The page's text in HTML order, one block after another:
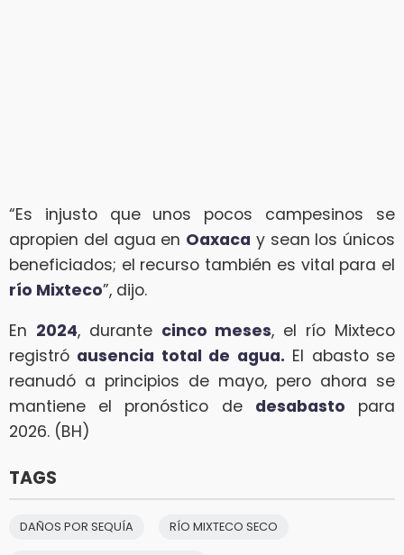
“Es injusto que unos pocos campesinos se
apropien del agua en Oaxaca y sean los únicos
beneficiados; el recurso también es vital para el
río Mixteco”, dijo.
En 2024, durante cinco meses, el río Mixteco
registró ausencia total de agua. El abasto se
reanudó a principios de mayo, pero ahora se
mantiene el pronóstico de desabasto para
2026. (BH)
TAGS
DAÑOS POR SEQUÍA RÍO MIXTECO SECO